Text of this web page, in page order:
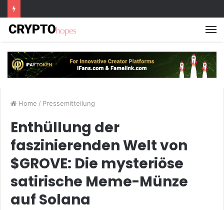
Home / Pressemitteilung
Enthüllung der
faszinierenden Welt von
$GROVE: Die mysteriöse
satirische Meme-Münze
auf Solana